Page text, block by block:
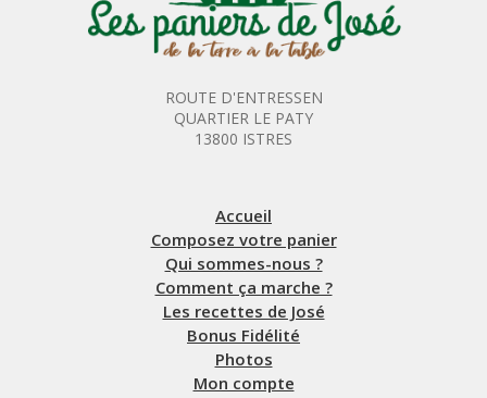
ROUTE D'ENTRESSEN
QUARTIER LE PATY
13800 ISTRES
Accueil
Composez votre panier
Qui sommes-nous ?
Comment ça marche ?
Les recettes de José
Bonus Fidélité
Photos
Mon compte